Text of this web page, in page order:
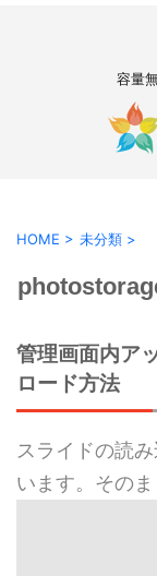
容量
HOME > 未分類 >
管理画面内ア
ロード方法
スライドの読
います。そのま